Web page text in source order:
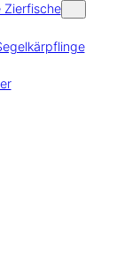
Zierfische